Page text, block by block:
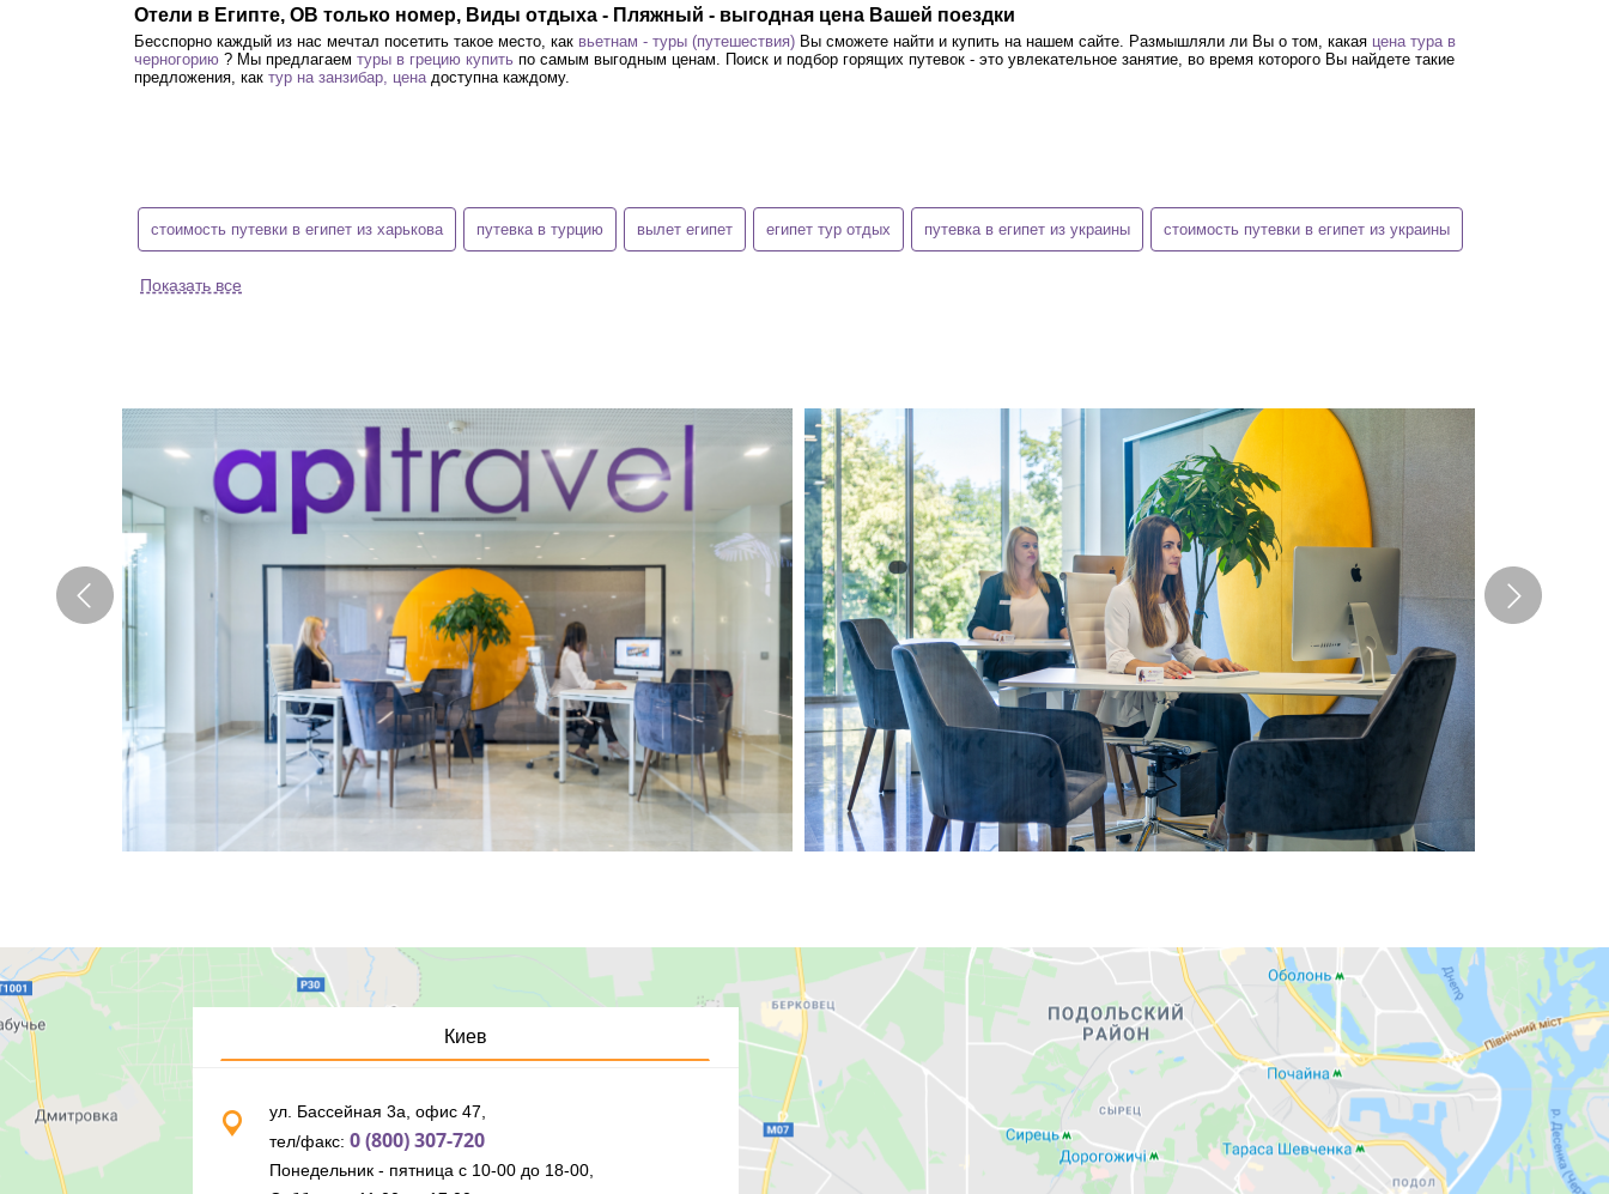
Отели в Египте, OB только номер, Виды отдыха - Пляжный - выгодная цена Вашей поездки
Бесспорно каждый из нас мечтал посетить такое место, как вьетнам - туры (путешествия) Вы сможете найти и купить на нашем сайте. Размышляли ли Вы о том, какая цена тура в
черногорию ? Мы предлагаем туры в грецию купить по самым выгодным ценам. Поиск и подбор горящих путевок - это увлекательное занятие, во время которого Вы найдете такие
предложения, как тур на занзибар, ценадоступна каждому.
стоимость путевки в египет из харькова путевка в турцию вылет египет египет тур отдых путевка в египет из украины стоимость путевки в египет из украины
Показать все
Киев
ул. Бассейная 3а, офис 47,
тел/факс: 0 (800) 307-720
Понедельник - пятница с 10-00 до 18-00,